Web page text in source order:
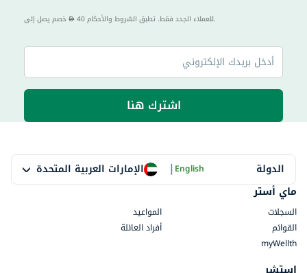
40 للعملاء الجدد فقط. تطبق الشروط والأحكام.
اشترك هنا
الدولة الإمارات العربية المتحدة |English
ماي أستر
السجلات
المواعيد
القوائم
أفراد العائلة
myWellth